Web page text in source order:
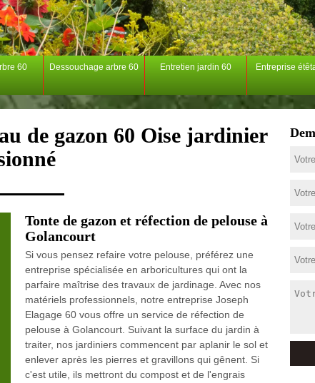
60 Dessouchage arbre 60 Entretien jardin 60 Entreprise
de gazon 60 Oise jardinier
Tonte de gazon et réfection de pelouse à
Golancourt
Si vous pensez refaire votre pelouse, préférez une
entreprise spécialisée en arboricultures qui ont la
parfaire maîtrise des travaux de jardinage. Avec nos
matériels professionnels, notre entreprise Joseph
Elagage 60 vous offre un service de réfection de
pelouse à Golancourt. Suivant la surface du jardin à
traiter, nos jardiniers commencent par aplanir le sol et
enlever après les pierres et gravillons qui gênent. Si
c'est utile, ils mettront du compost et de l'engrais